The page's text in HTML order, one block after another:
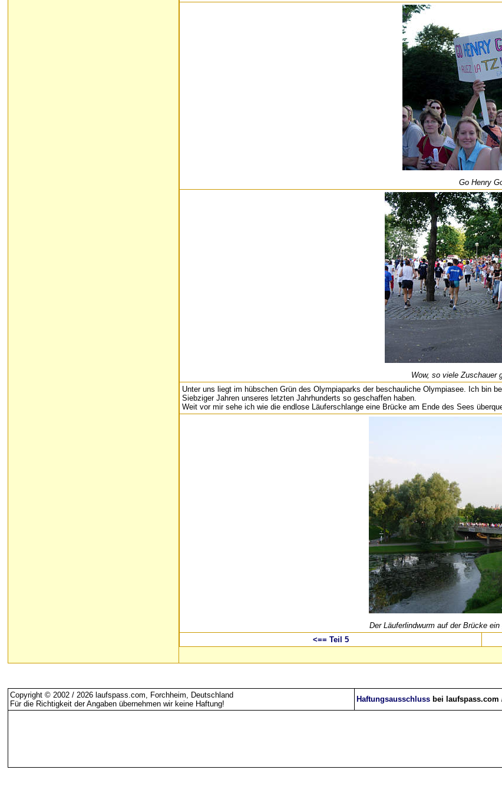
Go Henry
Wow, so viele Zuschauer
Unter uns liegt im hübschen Grün des Olympiaparks der beschauliche Olympiasee. Ich bin
Siebziger Jahren unseres letzten Jahrhunderts so geschaffen haben.
Weit vor mir sehe ich wie die endlose Läuferschlange eine Brücke am Ende des Sees
Der Läuferlindwurm auf der Brücke
<== Teil 5
Copyright © 2002 / 2026 laufspass.com, Forchheim, Deutschland
Für die Richtigkeit der Angaben übernehmen wir keine Haftung!
Haftungsausschluss bei laufspass.com